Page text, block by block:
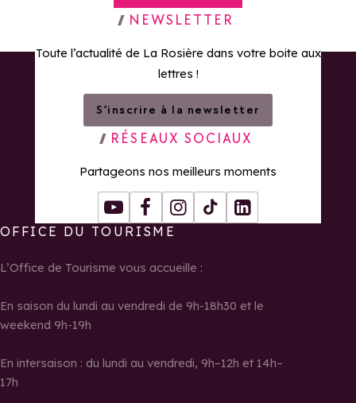
Retour à la page d'accueil
NEWSLETTER
Toute l’actualité de La Rosière dans votre boite aux
lettres !
S’inscrire à la newsletter
RÉSEAUX SOCIAUX
Partageons nos meilleurs moments
YoutubeFacebookInstagram
Tiktok LinkedIn
OFFICE DU TOURISME
L’Office de Tourisme vous accueille :
En saison du lundi au vendredi de 9h-18h30 et le
weekend 9h-19h
En intersaison : du lundi au vendredi, 9h–12h et 14h–
17h